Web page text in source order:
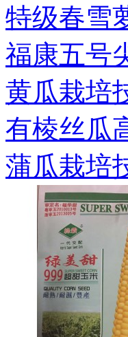
特级春雪
福康五号
黄瓜栽培
有棱丝瓜
蒲瓜栽培